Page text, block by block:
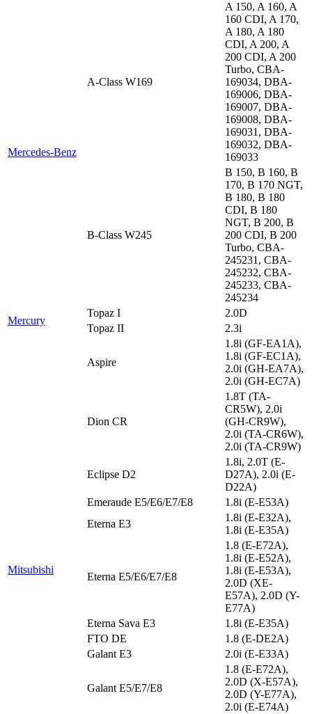
Mercedes-Benz
A-Class W169
A 150, A 160, A
160 CDI, A 170,
A 180, A 180
CDI, A 200, A
200 CDI, A 200
Turbo, CBA-
169034, DBA-
169006, DBA-
169007, DBA-
169008, DBA-
169031, DBA-
169032, DBA-
169033
B-Class W245
B 150, B 160, B
170, B 170 NGT,
B 180, B 180
CDI, B 180
NGT, B 200, B
200 CDI, B 200
Turbo, CBA-
245231, CBA-
245232, CBA-
245233, CBA-
245234
Mercury
Topaz I
2.0D
Topaz II
2.3i
Mitsubishi
Aspire
1.8i (GF-EA1A),
1.8i (GF-EC1A),
2.0i (GH-EA7A),
2.0i (GH-EC7A)
Dion CR
1.8T (TA-
CR5W), 2.0i
(GH-CR9W),
2.0i (TA-CR6W),
2.0i (TA-CR9W)
Eclipse D2
1.8i, 2.0T (E-
D27A), 2.0i (E-
D22A)
Emeraude E5/E6/E7/E8
1.8i (E-E53A)
Eterna E3
1.8i (E-E32A),
1.8i (E-E35A)
Eterna E5/E6/E7/E8
1.8 (E-E72A),
1.8i (E-E52A),
1.8i (E-E53A),
2.0D (XE-
E57A), 2.0D (Y-
E77A)
Eterna Sava E3
1.8i (E-E35A)
FTO DE
1.8 (E-DE2A)
Galant E3
2.0i (E-E33A)
Galant E5/E7/E8
1.8 (E-E72A),
2.0D (X-E57A),
2.0D (Y-E77A),
2.0i (E-E74A)